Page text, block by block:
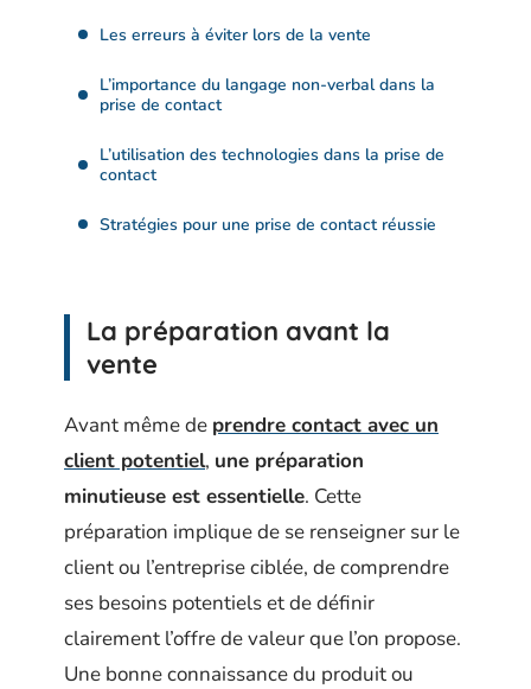
Les erreurs à éviter lors de la vente
L’importance du langage non-verbal dans la
prise de contact
L’utilisation des technologies dans la prise de
contact
Stratégies pour une prise de contact réussie
La préparation avant la
vente
Avant même de prendre contact avec un
client potentiel, une préparation
minutieuse est essentielle. Cette
préparation implique de se renseigner sur le
client ou l’entreprise ciblée, de comprendre
ses besoins potentiels et de définir
clairement l’offre de valeur que l’on propose.
Une bonne connaissance du produit ou